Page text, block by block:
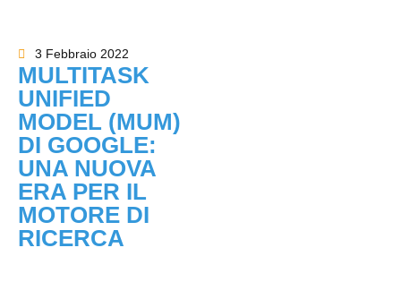
3 Febbraio 2022
MULTITASK
UNIFIED
MODEL (MUM)
DI GOOGLE:
UNA NUOVA
ERA PER IL
MOTORE DI
RICERCA